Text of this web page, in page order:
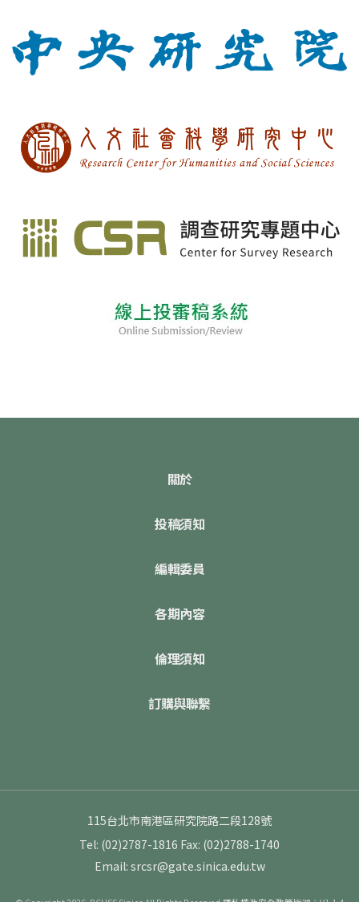
關於
投稿須知
編輯委員
各期內容
倫理須知
訂購與聯繫
115台北市南港區研究院路二段128號
Tel: (02)2787-1816 Fax: (02)2788-1740
Email: srcsr@gate.sinica.edu.tw